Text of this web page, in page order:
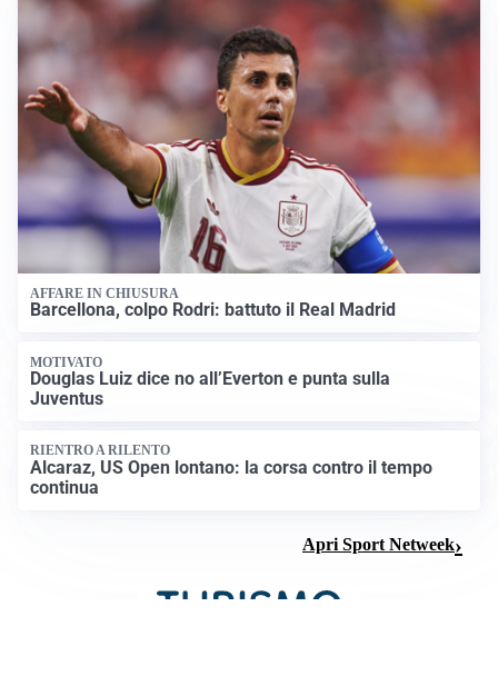
AFFARE IN CHIUSURA
Barcellona, colpo Rodri: battuto il Real Madrid
MOTIVATO
Douglas Luiz dice no all’Everton e punta sulla
Juventus
RIENTRO A RILENTO
Alcaraz, US Open lontano: la corsa contro il tempo
continua
Apri Sport Netweek